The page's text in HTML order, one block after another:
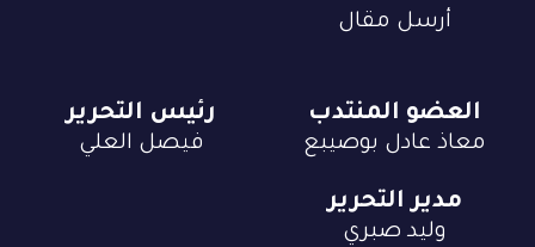
أرسل مقال
العضو المنتدب
معاذ عادل بوصيبع
رئيس التحرير
فيصل العلي
مدير التحرير
وليد صبري